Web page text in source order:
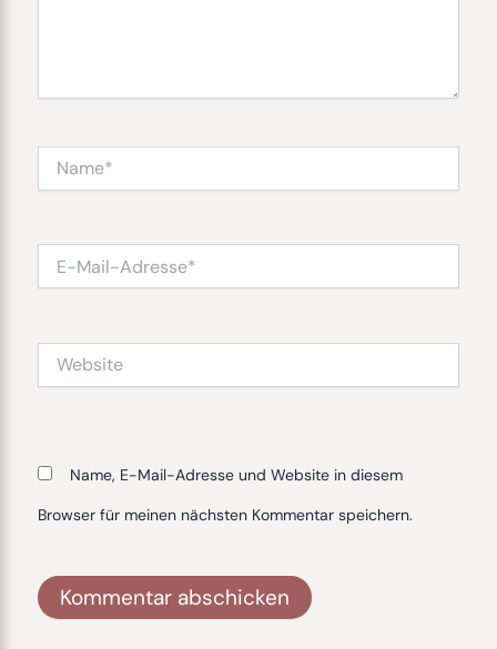
Mail-
Website
Name, E-Mail-Adresse und Website in diesem
Browser für meinen nächsten Kommentar speichern.